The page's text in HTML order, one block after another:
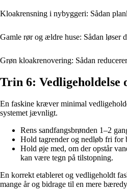
Kloakrensning i nybyggeri: Sådan
Gamle rør og ældre huse: Sådan løser
Grøn kloakrenovering: Sådan
Trin 6: Vedligeholdelse
En faskine kræver minimal
systemet jævnligt.
Rens sandfangsbrønden 1–2
Hold tagrender og nedløb fri for
Hold øje med, om der opstår
kan være tegn på tilstopning.
En korrekt etableret og vedligeholdt
mange år og bidrage til en mere